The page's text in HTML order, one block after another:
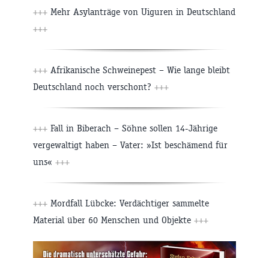
+++ Mehr Asylanträge von Uiguren in Deutschland
+++
+++ Afrikanische Schweinepest – Wie lange bleibt
Deutschland noch verschont? +++
+++ Fall in Biberach – Söhne sollen 14-Jährige
vergewaltigt haben – Vater: »Ist beschämend für
uns« +++
+++ Mordfall Lübcke: Verdächtiger sammelte
Material über 60 Menschen und Objekte +++